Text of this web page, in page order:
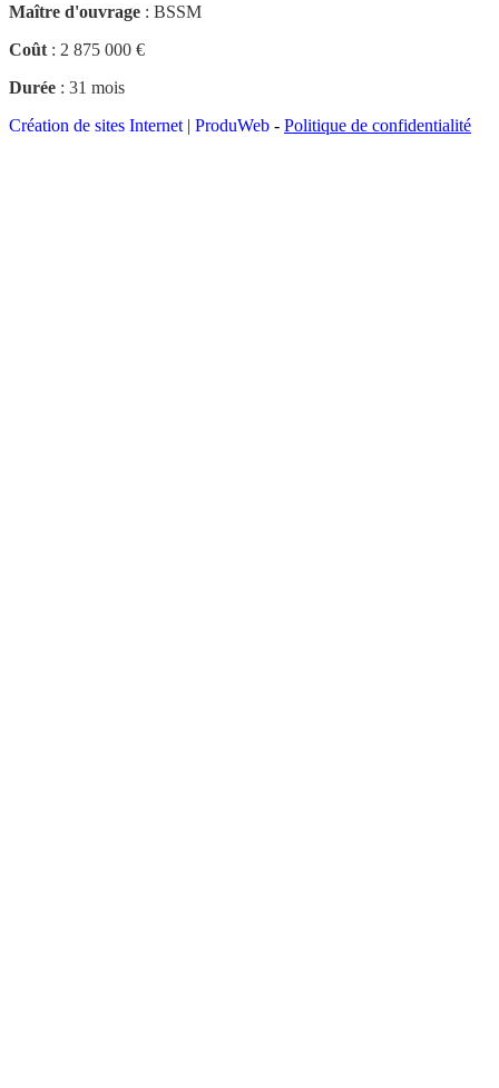
Maître d'ouvrage : BSSM
Coût : 2 875 000 €
Durée : 31 mois
Création de sites Internet | ProduWeb - Politique de confidentialité